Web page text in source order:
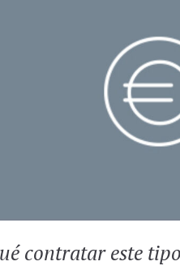
contratar este